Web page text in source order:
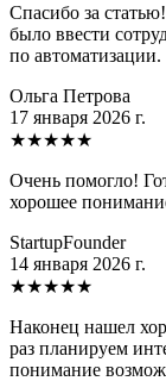
Спасибо за
было ввести
по автоматизации.
Ольга Петрова
17 января 2026 г.
★★★★★
Очень помогло!
хорошее
StartupFounder
14 января 2026 г.
★★★★★
Наконец нашел
раз планируем
понимание